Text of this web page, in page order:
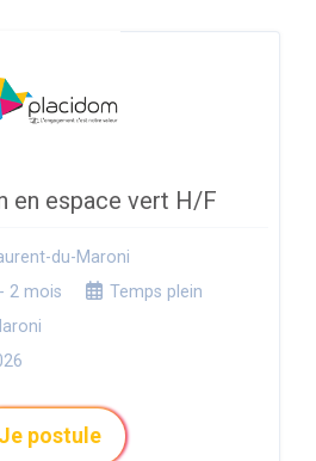
en espace vert H/F
du-Maroni
2 mois
Temps plein
Je postule